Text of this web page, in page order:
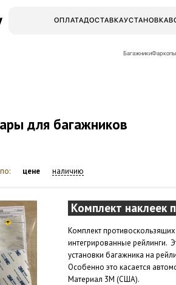
ОПЛАТАДОСТАВКАУСТАНОВКА
БагажникиФаркопы
для багажников
цене наличию
Комплект наклеек
Комплект
интегрированные рейлинги.
установки багажника на
Особенно это касается
Материал 3М (США).